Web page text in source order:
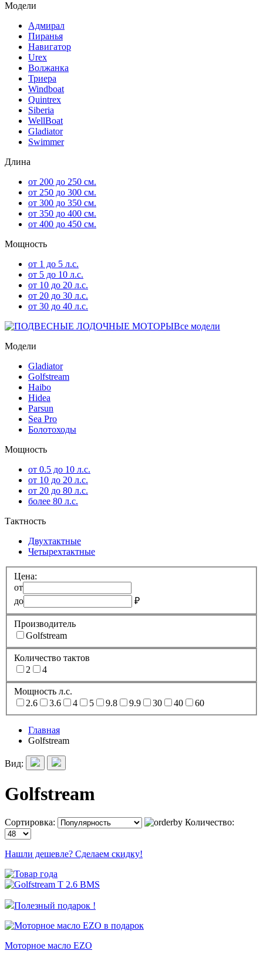
Модели
Адмирал
Пиранья
Навигатор
Urex
Волжанка
Триера
Windboat
Quintrex
Siberia
WellBoat
Gladiator
Swimmer
Длина
от 200 до 250 см.
от 250 до 300 см.
от 300 до 350 см.
от 350 до 400 см.
от 400 до 450 см.
Мощность
от 1 до 5 л.с.
от 5 до 10 л.с.
от 10 до 20 л.с.
от 20 до 30 л.с.
от 30 до 40 л.с.
Все модели
Модели
Gladiator
Golfstream
Haibo
Hidea
Parsun
Sea Pro
Болотоходы
Мощность
от 0.5 до 10 л.с.
от 10 до 20 л.с.
от 20 до 80 л.с.
более 80 л.с.
Тактность
Двухтактные
Четырехтактные
Цена:
от
до
₽
Производитель
Golfstream
Количество тактов
2
4
Мощность л.с.
2.6
3.6 4 5 9.8 9.9 30 40 60
Главная
Golfstream
Вид:
Golfstream
Сортировка: Количество:
Нашли дешевле? Сделаем скидку!
Полезный подарок !
Моторное масло EZO